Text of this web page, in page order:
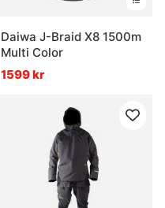
Daiwa J-Braid X8 1500m
Multi Color
1599 kr